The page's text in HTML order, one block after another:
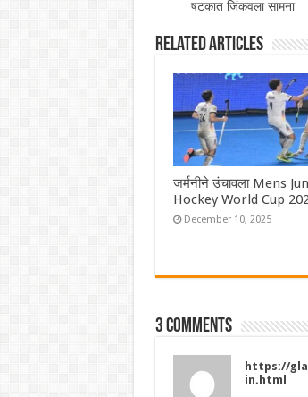
षटकात जिंकवला सामना
Related Articles
जर्मनीने उंचावला Mens
Hockey World Cup
December 10, 2025
3 comments
https://
in.html